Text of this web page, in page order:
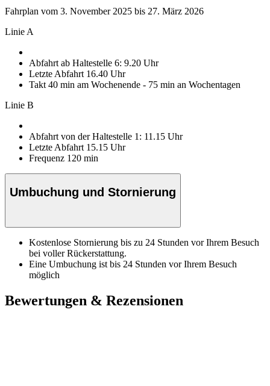
Fahrplan vom 3. November 2025 bis 27. März 2026
Linie A
Abfahrt ab Haltestelle 6: 9.20 Uhr
Letzte Abfahrt 16.40 Uhr
Takt 40 min am Wochenende - 75 min an Wochentagen
Linie B
Abfahrt von der Haltestelle 1: 11.15 Uhr
Letzte Abfahrt 15.15 Uhr
Frequenz 120 min
Umbuchung und Stornierung
Kostenlose Stornierung bis zu 24 Stunden vor Ihrem Besuch
bei voller Rückerstattung.
Eine Umbuchung ist bis 24 Stunden vor Ihrem Besuch
möglich
Bewertungen & Rezensionen